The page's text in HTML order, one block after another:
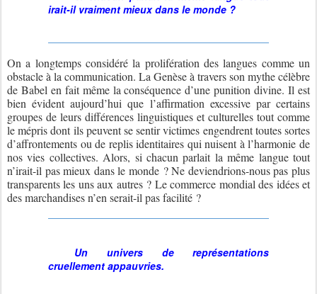
irait-il vraiment mieux dans le monde ?
On a longtemps considéré la prolifération des langues comme un
obstacle à la communication. La Genèse à travers son mythe célèbre
de Babel en fait même la conséquence d’une punition divine. Il est
bien évident aujourd’hui que l’affirmation excessive par certains
groupes de leurs différences linguistiques et culturelles tout comme
le mépris dont ils peuvent se sentir victimes engendrent toutes sortes
d’affrontements ou de replis identitaires qui nuisent à l’harmonie de
nos vies collectives. Alors, si chacun parlait la même langue tout
n’irait-il pas mieux dans le monde ? Ne deviendrions-nous pas plus
transparents les uns aux autres ? Le commerce mondial des idées et
des marchandises n’en serait-il pas facilité ?
Un univers de représentations
cruellement appauvries.